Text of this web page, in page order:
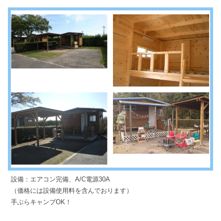
設備：エアコン完備、A/C電源30A
（価格には設備使用料を含んでおります）
手ぶらキャンプOK！